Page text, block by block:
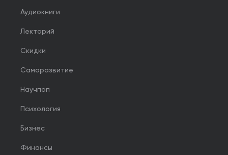
Аудиокниги
Лекторий
Скидки
Саморазвитие
Научпоп
Психология
Бизнес
Финансы